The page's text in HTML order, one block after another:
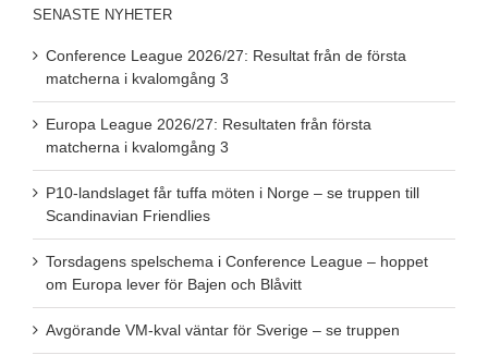
SENASTE NYHETER
Conference League 2026/27: Resultat från de första
matcherna i kvalomgång 3
Europa League 2026/27: Resultaten från första
matcherna i kvalomgång 3
P10-landslaget får tuffa möten i Norge – se truppen till
Scandinavian Friendlies
Torsdagens spelschema i Conference League – hoppet
om Europa lever för Bajen och Blåvitt
Avgörande VM-kval väntar för Sverige – se truppen